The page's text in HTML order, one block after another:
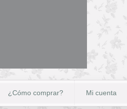
¿Cómo comprar? Mi cuenta